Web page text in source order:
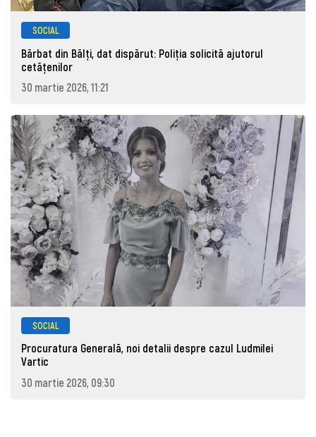
SOCIAL
Bărbat din Bălți, dat dispărut: Poliţia solicită ajutorul
cetăţenilor
30 martie 2026, 11:21
SOCIAL
Procuratura Generală, noi detalii despre cazul Ludmilei
Vartic
30 martie 2026, 09:30